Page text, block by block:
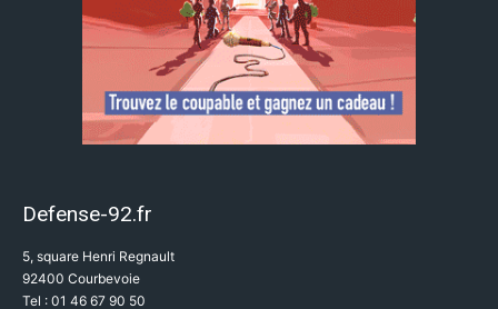
Defense-92.fr
5, square Henri Regnault
92400 Courbevoie
Tel : 01 46 67 90 50